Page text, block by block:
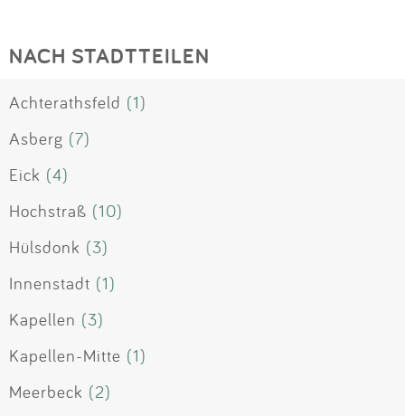
NACH STADTTEILEN
Achterathsfeld (1)
Asberg (7)
Eick (4)
Hochstraß (10)
Hülsdonk (3)
Innenstadt (1)
Kapellen (3)
Kapellen-Mitte (1)
Meerbeck (2)